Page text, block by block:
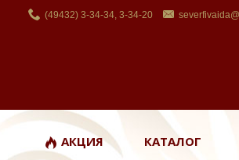
(49432) 3-34-34, 3-34-20
АКЦИЯ КАТАЛОГ